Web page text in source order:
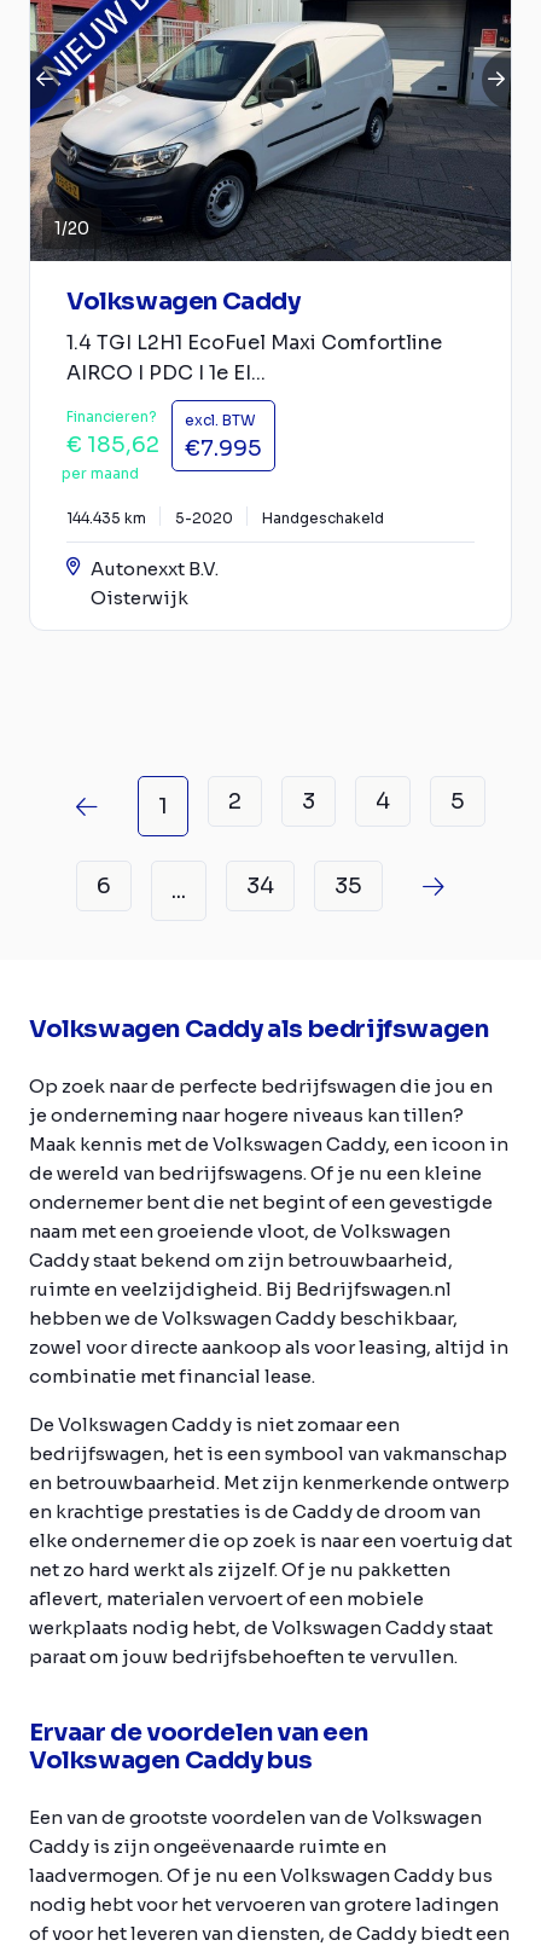
1/20
Volkswagen Caddy
1.4 TGI L2H1 EcoFuel Maxi Comfortline
AIRCO I PDC I 1e EI...
Financieren?
€ 185,62
per maand
excl. BTW
€7.995
144.435 km 5-2020 Handgeschakeld
Autonexxt B.V.
Oisterwijk
1 2 3 4 5
6 ... 34 35
Volkswagen Caddy als bedrijfswagen
Op zoek naar de perfecte bedrijfswagen die jou en
je onderneming naar hogere niveaus kan tillen?
Maak kennis met de Volkswagen Caddy, een icoon in
de wereld van bedrijfswagens. Of je nu een kleine
ondernemer bent die net begint of een gevestigde
naam met een groeiende vloot, de Volkswagen
Caddy staat bekend om zijn betrouwbaarheid,
ruimte en veelzijdigheid. Bij Bedrijfswagen.nl
hebben we de Volkswagen Caddy beschikbaar,
zowel voor directe aankoop als voor leasing, altijd in
combinatie met financial lease.
De Volkswagen Caddy is niet zomaar een
bedrijfswagen, het is een symbool van vakmanschap
en betrouwbaarheid. Met zijn kenmerkende ontwerp
en krachtige prestaties is de Caddy de droom van
elke ondernemer die op zoek is naar een voertuig dat
net zo hard werkt als zijzelf. Of je nu pakketten
aflevert, materialen vervoert of een mobiele
werkplaats nodig hebt, de Volkswagen Caddy staat
paraat om jouw bedrijfsbehoeften te vervullen.
Ervaar de voordelen van een
Volkswagen Caddy bus
Een van de grootste voordelen van de Volkswagen
Caddy is zijn ongeëvenaarde ruimte en
laadvermogen. Of je nu een Volkswagen Caddy bus
nodig hebt voor het vervoeren van grotere ladingen
of voor het leveren van diensten, de Caddy biedt een